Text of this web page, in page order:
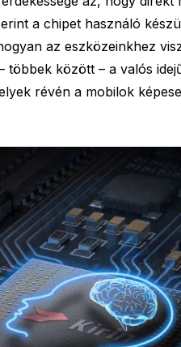
a chipet használó
az eszközeinkhez
többek között – a valós
révén a mobilok